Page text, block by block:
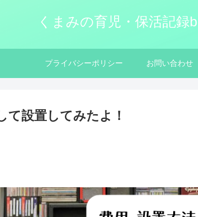
くまみの育児・保活記録
プライバシーポリシー お問い合わせ
設置してみたよ！